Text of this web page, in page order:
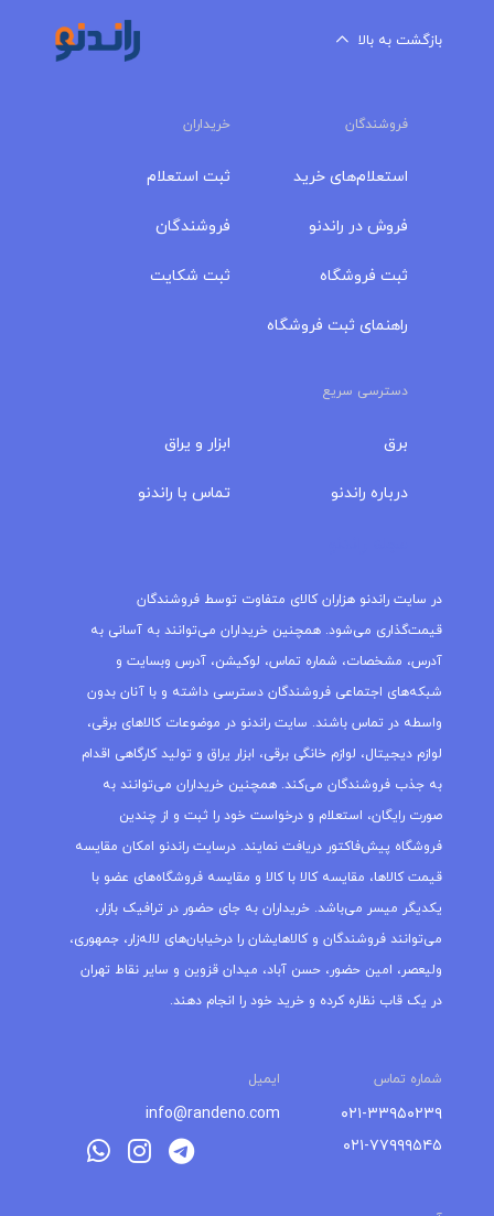
بازگشت به بالا
فروشندگان خریداران
استعلام‌های خرید
فروش در راندنو
ثبت فروشگاه
راهنمای ثبت فروشگاه
ثبت استعلام
فروشندگان
ثبت شکایت
دسترسی سریع
برق
درباره‌ راندنو
ابزار و یراق
تماس با راندنو
در سایت راندنو هزاران کالای متفاوت توسط فروشندگان
قیمت‌گذاری می‌شود. همچنین خریداران می‌توانند به آسانی به
آدرس، مشخصات، شماره تماس، لوکیشن، آدرس وبسایت و
شبکه‌های اجتماعی فروشندگان دسترسی داشته و با آنان بدون
واسطه در تماس باشند. سایت راندنو در موضوعات کالاهای برقی،
لوازم دیجیتال، لوازم خانگی برقی، ابزار یراق و تولید کارگاهی اقدام
به جذب فروشندگان می‌کند. همچنین خریداران می‌توانند به
صورت رایگان، استعلام و درخواست خود را ثبت و از چندین
فروشگاه پیش‌فاکتور دریافت نمایند. درسایت راندنو امکان مقایسه
قیمت کالاها، مقایسه کالا با کالا و مقایسه فروشگاه‌های عضو با
یکدیگر میسر می‌باشد. خریداران به جای حضور در ترافیک بازار،
می‌توانند فروشندگان و کالاهایشان را درخیابان‌های لاله‌زار، جمهوری،
ولیعصر، امین حضور، حسن آباد، میدان قزوین و سایر نقاط تهران
در یک قاب نظاره کرده و خرید خود را انجام دهند.
شماره تماس ایمیل
۰۲۱-۳۳۹۵۰۲۳۹
۰۲۱-۷۷۹۹۹۵۴۵
info@randeno.com